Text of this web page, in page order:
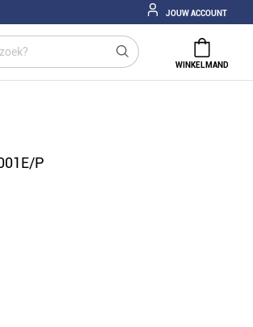
JOUW ACCOUNT
WINKELMAND
P